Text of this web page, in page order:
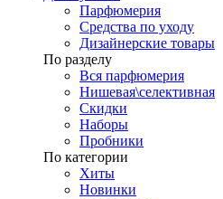
Парфюмерия
Средства по уходу
Дизайнерские товары
По разделу
Вся парфюмерия
Нишевая\селективная
Скидки
Наборы
Пробники
По категории
Хиты
Новинки